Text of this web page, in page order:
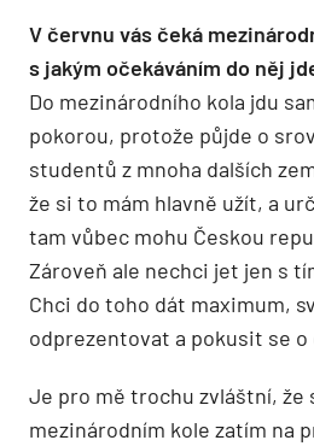
V červnu vás čeká
s jakým očekáváním do něj
Do mezinárodního kola jdu
pokorou, protože půjde o
studentů z mnoha dalších
že si to mám hlavně užít, a
tam vůbec mohu Českou
Zároveň ale nechci jet jen s
Chci do toho dát maximum,
odprezentovat a pokusit se o
Je pro mě trochu zvláštní, že
mezinárodním kole zatím na